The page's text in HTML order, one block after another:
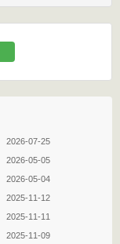
2026-07-25
2026-05-05
2026-05-04
2025-11-12
2025-11-11
2025-11-09